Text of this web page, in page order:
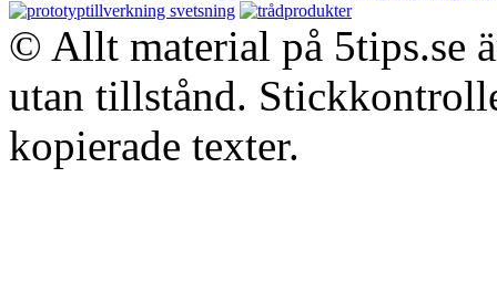
© Allt material på 5tips.se
utan tillstånd.
kopierade texter.